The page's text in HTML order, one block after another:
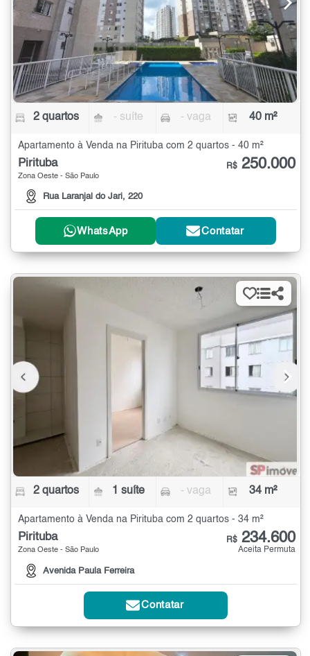
2 quartos - suíte - vaga 40 m²
Apartamento à Venda na Pirituba com 2 quartos - 40 m²
Pirituba
Zona Oeste - São Paulo
Rua Laranjal do Jari, 220
R$ 250.000
WhatsApp Contatar
2 quartos 1 suíte - vaga 34 m²
Apartamento à Venda na Pirituba com 2 quartos - 34 m²
Pirituba
Zona Oeste - São Paulo
Avenida Paula Ferreira
R$ 234.600
Aceita Permuta
Contatar